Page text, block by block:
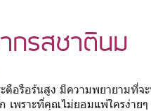
กรสชาตินม
อรือร้นสูง มีความพยายามที่จ
เพราะที่คุณไม่ยอมแพ้ใครง่าย